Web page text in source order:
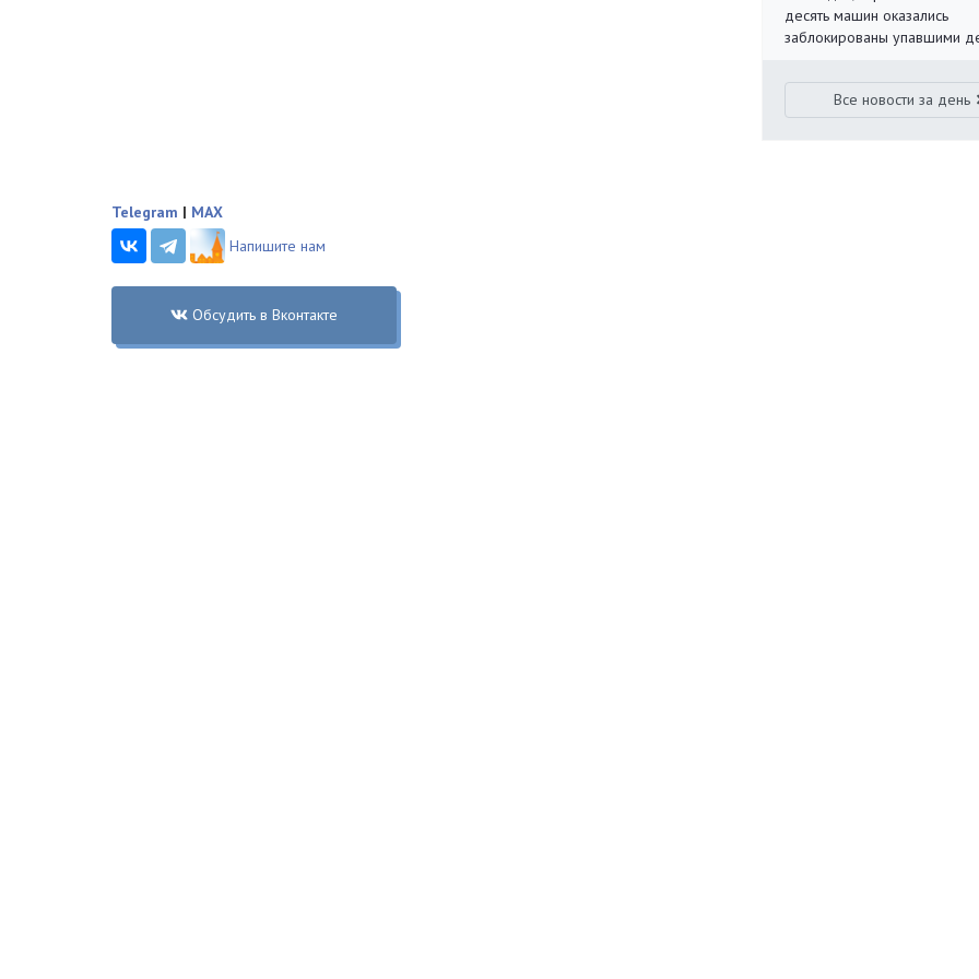
десять машин оказались
заблокированы упавшими
Все новости за день
Telegram | MAX
Напишите нам
Обсудить в Вконтакте